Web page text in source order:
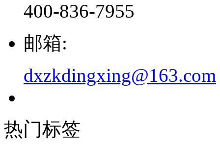
400-836-7955
邮箱:
dxzkdingxing@163.com
热门标签